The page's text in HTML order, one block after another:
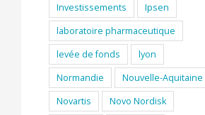
Investissements
Ipsen
laboratoire pharmaceutique
levée de fonds
lyon
Normandie
Nouvelle-Aquitaine
Novartis
Novo Nordisk